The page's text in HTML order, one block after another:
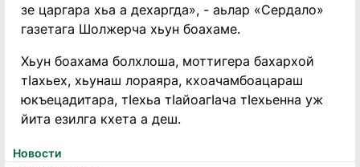
Новости
зе царгара хьа а дехаргда», - аьлар «Сердало»
газетага Шолжерча хьун боахаме.
Хьун боахама болхлоша, моттигера бахархой
тӀахьех, хьунаш лораяра, кхоачамбоацараш
юкъецадитара, тӀехьа тӀайоагӀача тӀехьенна уж
йита езилга кхета а деш.